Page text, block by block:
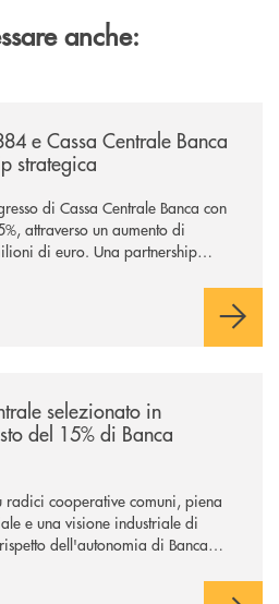
anche:
e Cassa Centrale Banca
strategica
di Cassa Centrale Banca con
attraverso un aumento di
di euro. Una partnership
ai territori, per ampliare l’offerta e
selezionato in
del 15% di Banca
cooperative comuni, piena
e una visione industriale di
dell'autonomia di Banca
la finalizzazione dell’operazione.